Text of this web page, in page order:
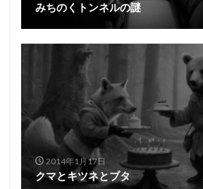
みちのくトンネルの謎
2014年1月17日
クマとキツネとブタ